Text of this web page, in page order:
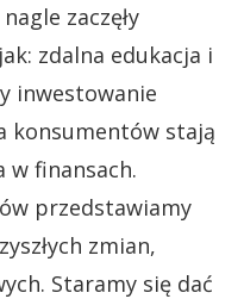
zaczęły
zdalna edukacja i
inwestowanie
konsumentów stają
w finansach.
przedstawiamy
zmian,
Staramy się dać